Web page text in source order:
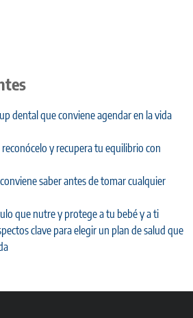
dental que conviene agendar en la vida
y recupera tu equilibrio con
saber antes de tomar cualquier
que nutre y protege a tu bebé y a ti
clave para elegir un plan de salud que